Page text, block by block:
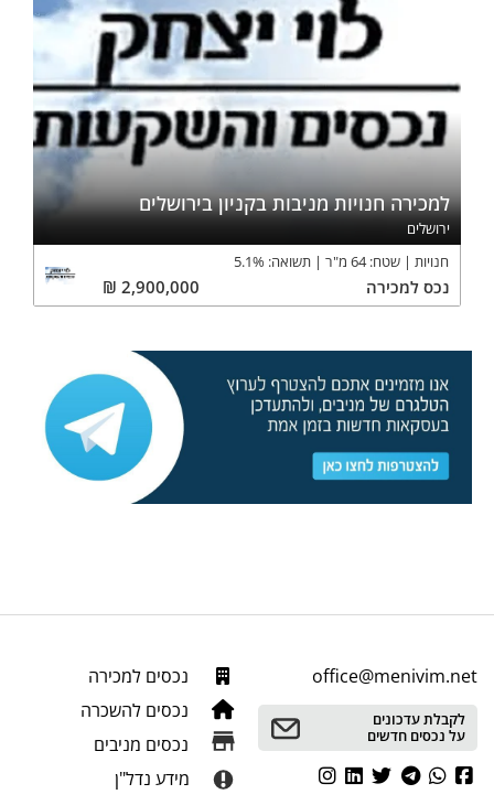
למכירה חנויות מניבות בקניון בירושלים
ירושלים
חנויות
שטח:64 מ"ר תשואה: 5.1%
נכס למכירה 2,900,000
₪
office@menivim.net
לקבלת עדכונים
על נכסים חדשים
נכסים למכירה
נכסים להשכרה
נכסים מניבים
מידע נדל"ן